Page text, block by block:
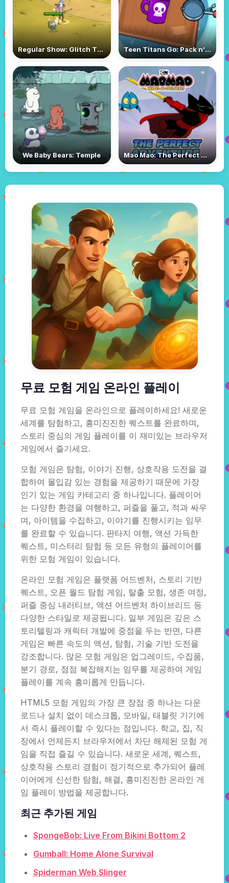
Regular Show: Glitch TV Lords of Loot Teen Titans Go: Pack n’ Go!
We Baby Bears: Temple Mao Mao: The Perfect Adventure
무료 모험 게임 온라인 플레이
무료 모험 게임을 온라인으로 플레이하세요! 새로운
세계를 탐험하고, 흥미진진한 퀘스트를 완료하며,
스토리 중심의 게임 플레이를 이 재미있는 브라우저
게임에서 즐기세요.
모험 게임은 탐험, 이야기 진행, 상호작용 도전을 결
합하여 몰입감 있는 경험을 제공하기 때문에 가장
인기 있는 게임 카테고리 중 하나입니다. 플레이어
는 다양한 환경을 여행하고, 퍼즐을 풀고, 적과 싸우
며, 아이템을 수집하고, 이야기를 진행시키는 임무
를 완료할 수 있습니다. 판타지 여행, 액션 가득한
퀘스트, 미스터리 탐험 등 모든 유형의 플레이어를
위한 모험 게임이 있습니다.
온라인 모험 게임은 플랫폼 어드벤처, 스토리 기반
퀘스트, 오픈 월드 탐험 게임, 탈출 모험, 생존 여정,
퍼즐 중심 내러티브, 액션 어드벤처 하이브리드 등
다양한 스타일로 제공됩니다. 일부 게임은 깊은 스
토리텔링과 캐릭터 개발에 중점을 두는 반면, 다른
게임은 빠른 속도의 액션, 탐험, 기술 기반 도전을
강조합니다. 많은 모험 게임은 업그레이드, 수집품,
분기 경로, 점점 복잡해지는 임무를 제공하여 게임
플레이를 계속 흥미롭게 만듭니다.
HTML5 모험 게임의 가장 큰 장점 중 하나는 다운
로드나 설치 없이 데스크톱, 모바일, 태블릿 기기에
서 즉시 플레이할 수 있다는 점입니다. 학교, 집, 직
장에서 언제든지 브라우저에서 차단 해제된 모험 게
임을 직접 즐길 수 있습니다. 새로운 세계, 퀘스트,
상호작용 스토리 경험이 정기적으로 추가되어 플레
이어에게 신선한 탐험, 해결, 흥미진진한 온라인 게
임 플레이 방법을 제공합니다.
최근 추가된 게임
SpongeBob: Live From Bikini Bottom 2
Gumball: Home Alone Survival
Spiderman Web Slinger